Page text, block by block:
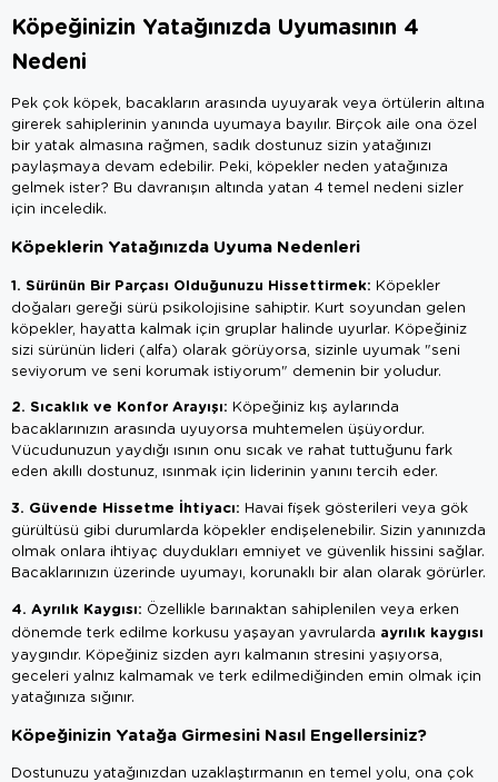
Köpeğinizin Yatağınızda Uyumasının 4
Nedeni
Pek çok köpek, bacakların arasında uyuyarak veya örtülerin altına
girerek sahiplerinin yanında uyumaya bayılır. Birçok aile ona özel
bir yatak almasına rağmen, sadık dostunuz sizin yatağınızı
paylaşmaya devam edebilir. Peki, köpekler neden yatağınıza
gelmek ister? Bu davranışın altında yatan 4 temel nedeni sizler
için inceledik.
Köpeklerin Yatağınızda Uyuma Nedenleri
1. Sürünün Bir Parçası Olduğunuzu Hissettirmek: Köpekler
doğaları gereği sürü psikolojisine sahiptir. Kurt soyundan gelen
köpekler, hayatta kalmak için gruplar halinde uyurlar. Köpeğiniz
sizi sürünün lideri (alfa) olarak görüyorsa, sizinle uyumak "seni
seviyorum ve seni korumak istiyorum" demenin bir yoludur.
2. Sıcaklık ve Konfor Arayışı: Köpeğiniz kış aylarında
bacaklarınızın arasında uyuyorsa muhtemelen üşüyordur.
Vücudunuzun yaydığı ısının onu sıcak ve rahat tuttuğunu fark
eden akıllı dostunuz, ısınmak için liderinin yanını tercih eder.
3. Güvende Hissetme İhtiyacı: Havai fişek gösterileri veya gök
gürültüsü gibi durumlarda köpekler endişelenebilir. Sizin yanınızda
olmak onlara ihtiyaç duydukları emniyet ve güvenlik hissini sağlar.
Bacaklarınızın üzerinde uyumayı, korunaklı bir alan olarak görürler.
4. Ayrılık Kaygısı: Özellikle barınaktan sahiplenilen veya erken
dönemde terk edilme korkusu yaşayan yavrularda ayrılık kaygısı
yaygındır. Köpeğiniz sizden ayrı kalmanın stresini yaşıyorsa,
geceleri yalnız kalmamak ve terk edilmediğinden emin olmak için
yatağınıza sığınır.
Köpeğinizin Yatağa Girmesini Nasıl Engellersiniz?
Dostunuzu yatağınızdan uzaklaştırmanın en temel yolu, ona çok